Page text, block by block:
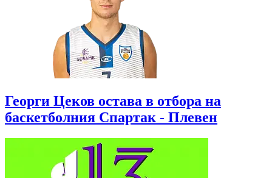
Георги Цеков остава в отбора на
баскетболния Спартак - Плевен